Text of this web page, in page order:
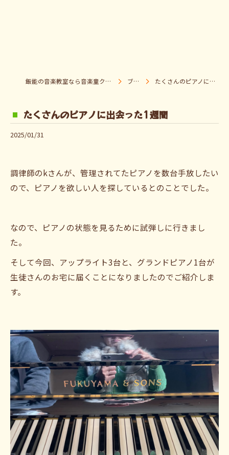
飯能の音楽教室なら音楽童クラブ Pパラダイス ブログ たくさんのピアノに出会った1週間
たくさんのピアノに出会った1週間
2025/01/31
調律師のkさんが、管理されてたピアノを数台手放したい
ので、ピアノを欲しい人を探しているとのことでした。
なので、ピアノの状態を見るために試弾しに行きまし
た。
そして今回、アップライト3台と、グランドピアノ1台が
生徒さんのお宅に届くことになりましたのでご紹介しま
す。